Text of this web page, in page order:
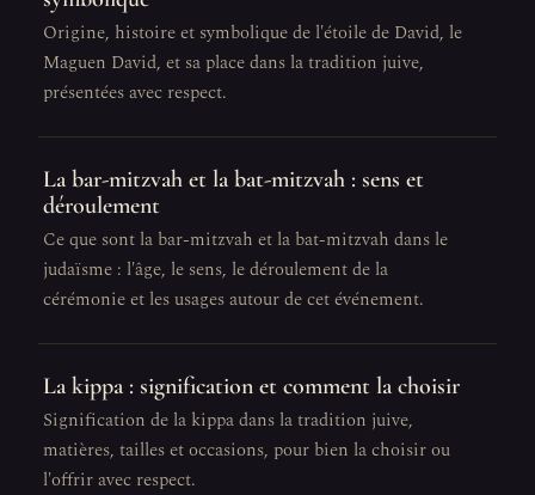
Origine, histoire et symbolique de l'étoile de David, le
Maguen David, et sa place dans la tradition juive,
présentées avec respect.
La bar-mitzvah et la bat-mitzvah : sens et
déroulement
Ce que sont la bar-mitzvah et la bat-mitzvah dans le
judaïsme : l'âge, le sens, le déroulement de la
cérémonie et les usages autour de cet événement.
La kippa : signification et comment la choisir
Signification de la kippa dans la tradition juive,
matières, tailles et occasions, pour bien la choisir ou
l'offrir avec respect.